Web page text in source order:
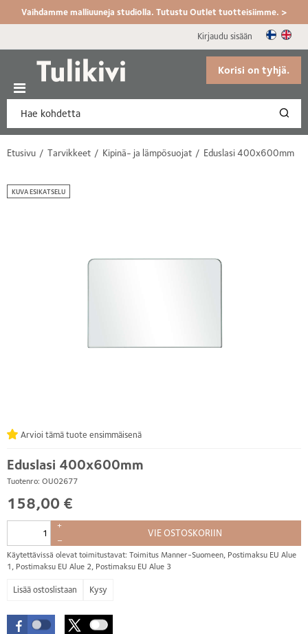
Vaihdamme malliuuneja studiolla. Tutustu Outlet tuotteisiimme. >
Kirjaudu sisään
Korisi on tyhjä.
Etusivu Tarvikkeet Kipinä- ja lämpösuojat Eduslasi 400x600mm
Eduslasi 400x600mm
Tuotenro: OU02677
Arvioi tämä tuote ensimmäisenä
158,00 €
+
–
VIE OSTOSKORIIN
Käytettävissä olevat toimitustavat: Toimitus Manner-Suomeen, Postimaksu EU Alue
1, Postimaksu EU Alue 2, Postimaksu EU Alue 3
Kysy
KUVA ESIKATSELU